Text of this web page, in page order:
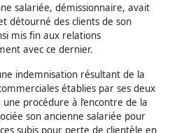
salariée, démissionnaire, avait
détourné des clients de son
mis fin aux relations
avec ce dernier.
indemnisation résultant de la
établies par ses deux
procédure à l’encontre de la
son ancienne salariée pour
subis pour perte de clientèle en